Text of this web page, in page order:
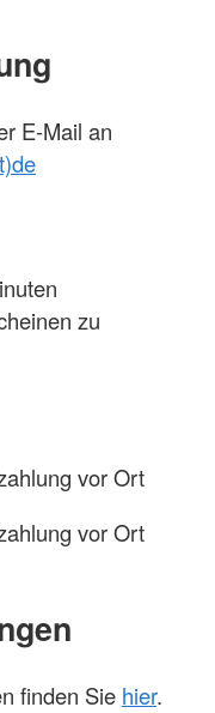
E-Mail an
zu
vor Ort
vor Ort
finden Sie hier.